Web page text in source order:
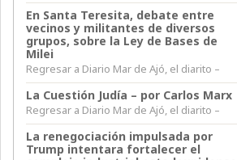
En Santa Teresita, debate entre
vecinos y militantes de diversos
grupos, sobre la Ley de Bases de
Milei
Regresar a Diario Mar de Ajó, el diarito –
La Cuestión Judía – por Carlos Marx
Regresar a Diario Mar de Ajó, el diarito –
La renegociación impulsada por
Trump intentara fortalecer el